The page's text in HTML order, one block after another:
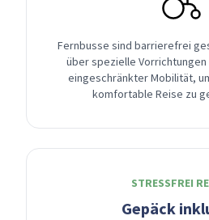
Fernbusse sind barrierefrei
über spezielle
eingeschränkter Mobilität,
komfortable Reise zu
STRESSFREI
Gepäck